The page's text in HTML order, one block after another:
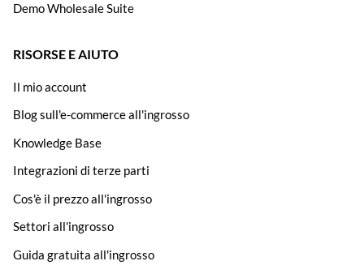
Demo Wholesale Suite
RISORSE E AIUTO
Il mio account
Blog sull'e-commerce all'ingrosso
Knowledge Base
Integrazioni di terze parti
Cos'è il prezzo all'ingrosso
Settori all'ingrosso
Guida gratuita all'ingrosso